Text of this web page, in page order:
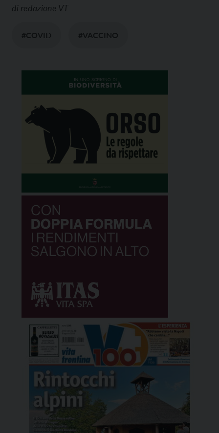
di redazione VT
#COVID #VACCINO